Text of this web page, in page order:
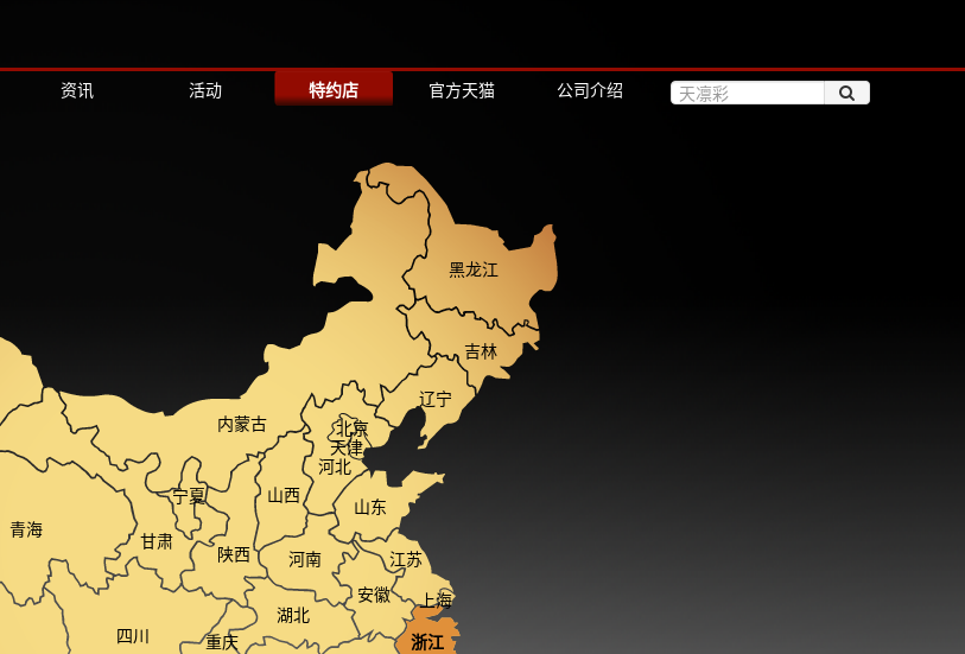
资讯 活动 特约店 官方天猫 公司介绍
安徽
内蒙古
黑龙江
青海 甘肃
宁夏
上海
辽宁
河南
陕西
山西
河北
吉林
北京
天津
山东
江苏
湖北
四川
浙江
重庆